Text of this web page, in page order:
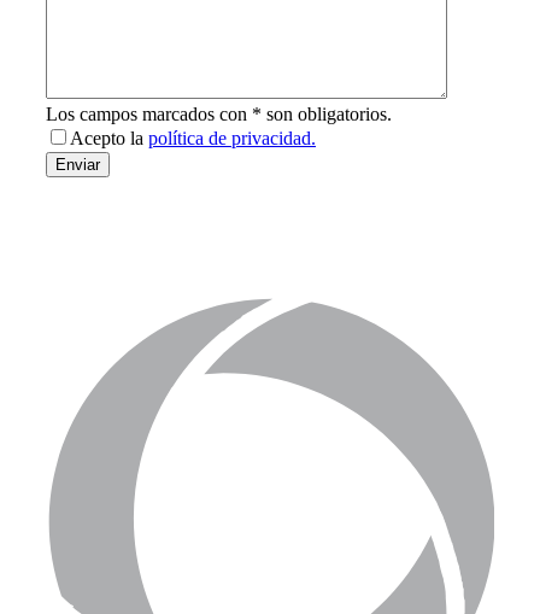
Los campos marcados con * son obligatorios.
Acepto la política de privacidad.
email-
address
Enviar